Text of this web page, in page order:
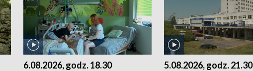
6.08.2026, godz. 18.30 5.08.2026, godz. 21.30